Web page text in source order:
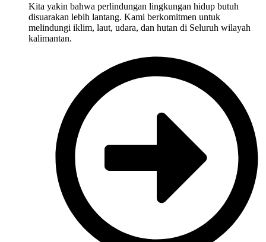
Kita yakin bahwa perlindungan lingkungan hidup butuh
disuarakan lebih lantang. Kami berkomitmen untuk
melindungi iklim, laut, udara, dan hutan di Seluruh wilayah
kalimantan.